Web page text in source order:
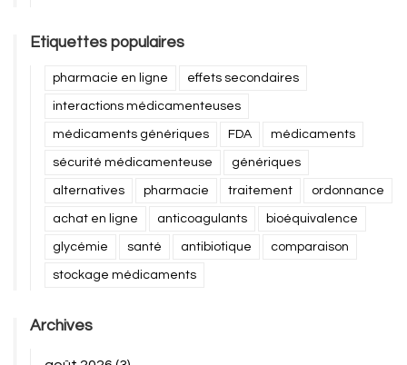
Etiquettes populaires
pharmacie en ligne effets secondaires
interactions médicamenteuses
médicaments génériques FDA médicaments
sécurité médicamenteuse génériques
alternatives pharmacie traitement ordonnance
achat en ligne anticoagulants bioéquivalence
glycémie santé antibiotique comparaison
stockage médicaments
Archives